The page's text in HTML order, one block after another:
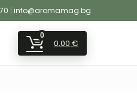
| info@aromamag.bg
0
0,00 €